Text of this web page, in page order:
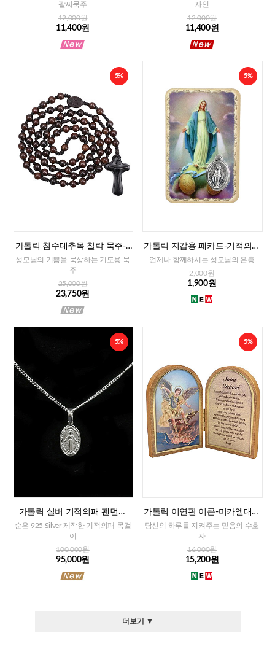
팔찌묵주
12,000원
11,400원
자인
12,000원
11,400원
5%
가톨릭 침수대추목 칠락 묵주-8
mm
성모님의 기쁨을 묵상하는 기도용 묵
주
25,000원
23,750원
5%
가톨릭 지갑용 패카드-기적의성
모님(이태리)
언제나 함께하시는 성모님의 은총
2,000원
1,900원
5%
가톨릭 실버 기적의패 펜던트
+목걸이줄
순은 925 Silver 제작한 기적의패 목걸
이
100,000원
95,000원
5%
가톨릭 이연판 이콘-미카엘대천
사+기도문(이태리)
당신의 하루를 지켜주는 믿음의 수호
자
16,000원
15,200원
더보기 ▼